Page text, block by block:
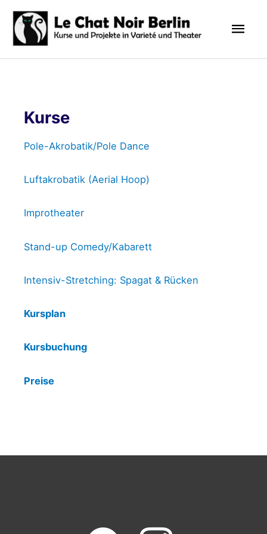
Zum
Inhalt
springen
Kurse
Pole-Akrobatik/Pole Dance
Luftakrobatik (Aerial Hoop)
Improtheater
Stand-up Comedy/Kabarett
Intensiv-Stretching: Spagat & Rücken
Kursplan
Kursbuchung
Preise
facebook instagram